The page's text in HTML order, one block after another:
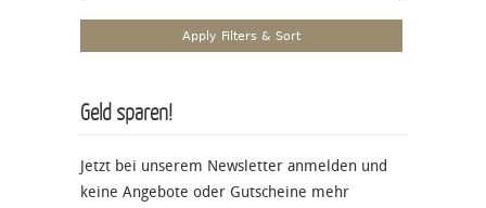
Geld sparen!
Jetzt bei unserem Newsletter anmelden und
keine Angebote oder Gutscheine mehr